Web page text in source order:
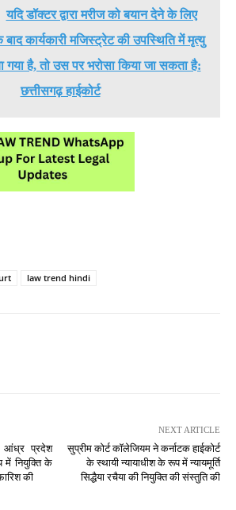
यदि डॉक्टर द्वारा मरीज को बयान देने के लिए
कार्यकारी मजिस्ट्रेट की उपस्थिति में मृत्यु
गया है, तो उस पर भरोसा किया जा सकता है:
छत्तीसगढ़ हाईकोर्ट
law trend hindi
आंध्र प्रदेश
में नियुक्ति के
की
NEXT ARTICLE
सुप्रीम कोर्ट कॉलेजियम ने कर्नाटक हाईकोर्ट
के स्थायी न्यायाधीश के रूप में न्यायमूर्ति
सिद्धैया रचैया की नियुक्ति की संस्तुति की